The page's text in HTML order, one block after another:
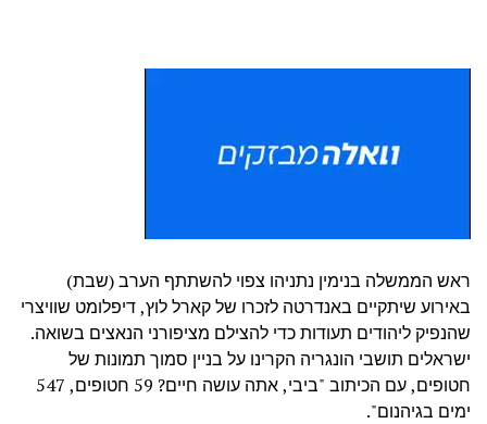
ראש הממשלה בנימין נתניהו צפוי להשתתף הערב (שבת)
באירוע שיתקיים באנדרטה לזכרו של קארל לוץ, דיפלומט שוויצרי
שהנפיק ליהודים תעודות כדי להצילם מציפורני הנאצים בשואה.
ישראלים תושבי הונגריה הקרינו על בניין סמוך תמונות של
חטופים, עם הכיתוב "ביבי, אתה עושה חיים? 59 חטופים, 547
ימים בגיהנום".